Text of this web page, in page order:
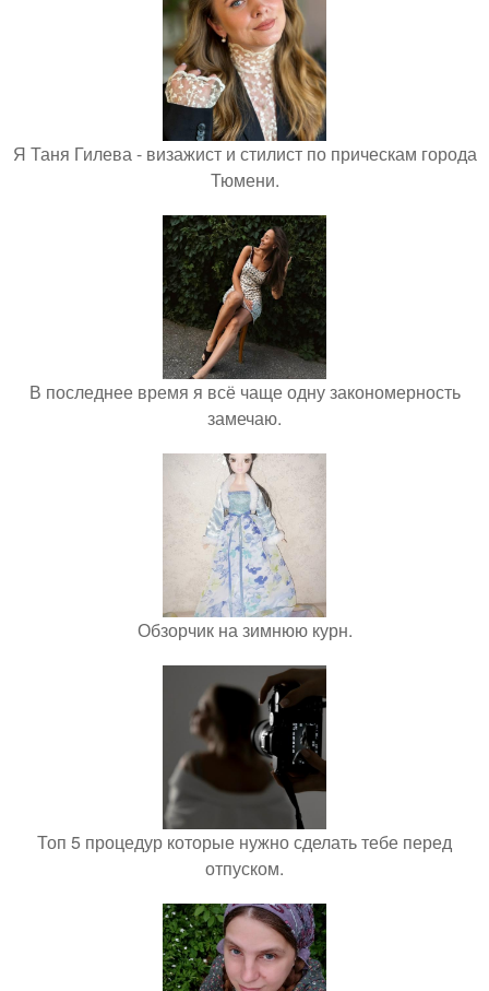
Я Таня Гилева - визажист и стилист по прическам города
Тюмени.
В последнее время я всё чаще одну закономерность
замечаю.
Обзорчик на зимнюю курн.
Топ 5 процедур которые нужно сделать тебе перед
отпуском.